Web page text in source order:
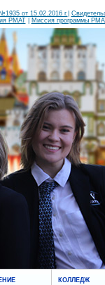
от 15.02.2016 г.
РМАТ| Миссия программы
КОЛЛЕДЖ